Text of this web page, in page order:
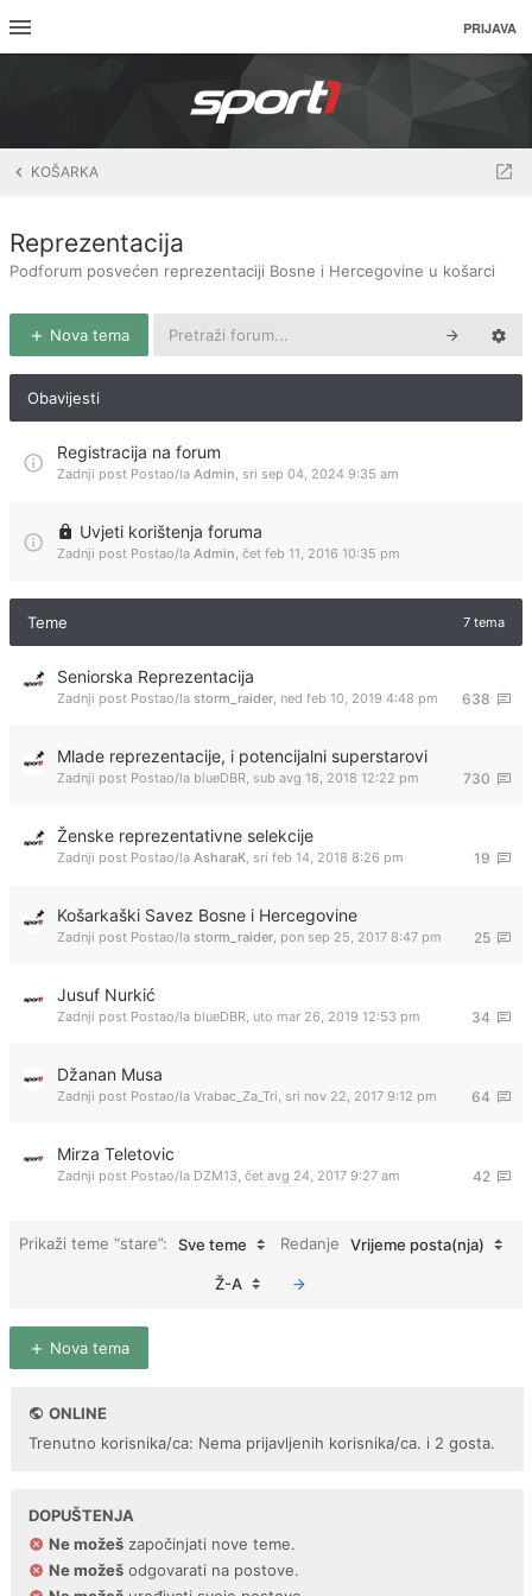
PRIJAVA
KOŠARKA
Reprezentacija
Podforum posvećen reprezentaciji Bosne i Hercegovine u košarci
Nova tema
Obavijesti
Registracija na forum
Zadnji post Postao/la Admin, sri sep 04, 2024 9:35 am
Uvjeti korištenja foruma
Zadnji post Postao/la Admin, čet feb 11, 2016 10:35 pm
Teme 7 tema
Seniorska Reprezentacija
638
Zadnji post Postao/la storm_raider, ned feb 10, 2019 4:48 pm
Mlade reprezentacije, i potencijalni superstarovi
730
Zadnji post Postao/la blueDBR, sub avg 18, 2018 12:22 pm
Ženske reprezentativne selekcije
19
Zadnji post Postao/la AsharaK, sri feb 14, 2018 8:26 pm
Košarkaški Savez Bosne i Hercegovine
25
Zadnji post Postao/la storm_raider, pon sep 25, 2017 8:47 pm
Jusuf Nurkić
34
Zadnji post Postao/la blueDBR, uto mar 26, 2019 12:53 pm
Džanan Musa
64
Zadnji post Postao/la Vrabac_Za_Tri, sri nov 22, 2017 9:12 pm
Mirza Teletovic
42
Zadnji post Postao/la DZM13, čet avg 24, 2017 9:27 am
Prikaži teme “stare”: Sve teme Redanje Vrijeme posta(nja)
Ž-A
Nova tema
ONLINE
Trenutno korisnika/ca: Nema prijavljenih korisnika/ca. i 2 gosta.
DOPUŠTENJA
Ne možeš započinjati nove teme.
Ne možeš odgovarati na postove.